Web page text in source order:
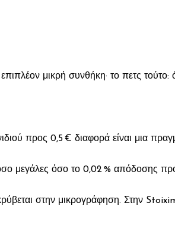
μικρή συνθήκη· το πετς
προς 0,5 € διαφορά είναι μια
μεγάλες όσο το 0,02 % απόδοσης
στην μικρογράφηση. Στην